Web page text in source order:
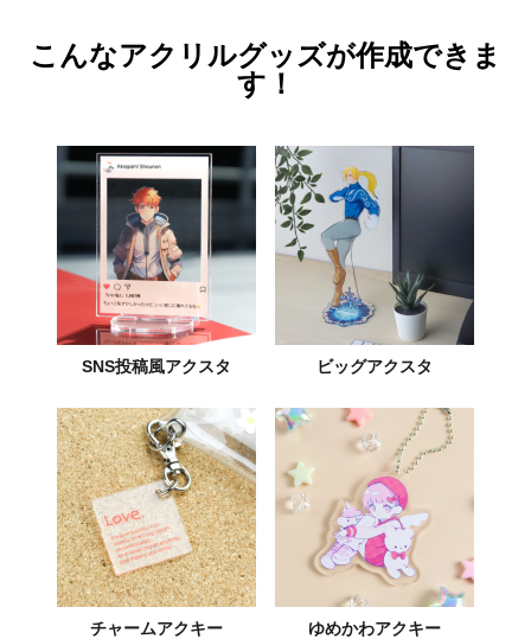
こんなアクリルグッズが作成できま
す！
SNS投稿風アクスタ ビッグアクスタ
チャームアクキー ゆめかわアクキー